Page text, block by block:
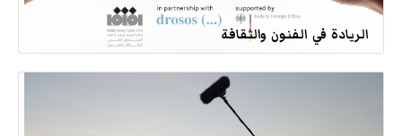
الريادة في الفنون والثقافة